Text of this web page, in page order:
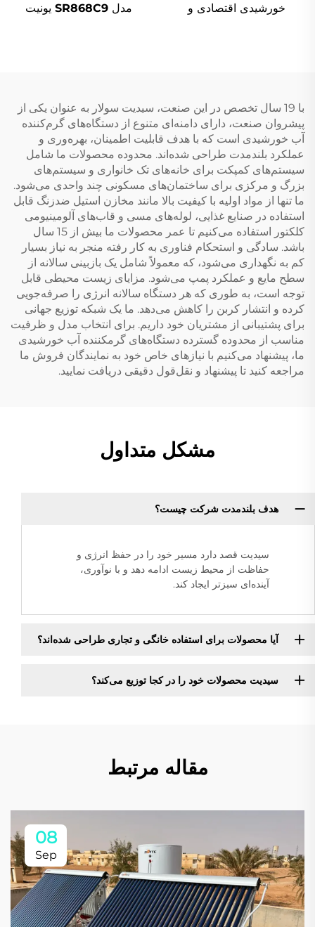
خورشیدی اقتصادی و
مدل SR868C9 یونیت
با 19 سال تخصص در این صنعت، سیدیت سولار به عنوان یکی از
پیشروان صنعت، دارای دامنه‌ای متنوع از دستگاه‌های گرم‌کننده
آب خورشیدی است که با هدف قابلیت اطمینان، بهره‌وری و
عملکرد بلندمدت طراحی شده‌اند. محدوده محصولات ما شامل
سیستم‌های کمپکت برای خانه‌های تک خانواری و سیستم‌های
بزرگ و مرکزی برای ساختمان‌های مسکونی چند واحدی می‌شود.
ما تنها از مواد اولیه با کیفیت بالا مانند مخازن استیل ضدزنگ قابل
استفاده در صنایع غذایی، لوله‌های مسی و قاب‌های آلومینیومی
کلکتور استفاده می‌کنیم تا عمر محصولات ما بیش از 15 سال
باشد. سادگی و استحکام فناوری به کار رفته منجر به نیاز بسیار
کم به نگهداری می‌شود، که معمولاً شامل یک بازبینی سالانه از
سطح مایع و عملکرد پمپ می‌شود. مزایای زیست محیطی قابل
توجه است، به طوری که هر دستگاه سالانه انرژی را صرفه‌جویی
کرده و انتشار کربن را کاهش می‌دهد. ما یک شبکه توزیع جهانی
برای پشتیبانی از مشتریان خود داریم. برای انتخاب مدل و ظرفیت
مناسب از محدوده گسترده دستگاه‌های گرمکننده آب خورشیدی
ما، پیشنهاد می‌کنیم با نیازهای خاص خود به نمایندگان فروش ما
مراجعه کنید تا پیشنهاد و نقل‌قول دقیقی دریافت نمایید.
مشکل متداول
هدف بلندمدت شرکت چیست؟
سیدیت قصد دارد مسیر خود را در حفظ انرژی و
حفاظت از محیط زیست ادامه دهد و با نوآوری،
آینده‌ای سبزتر ایجاد کند.
آیا محصولات برای استفاده خانگی و تجاری طراحی شده‌اند؟
سیدیت محصولات خود را در کجا توزیع می‌کند؟
مقاله مرتبط
08
Sep